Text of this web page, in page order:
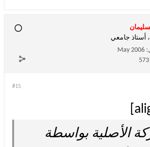
جامعي
May 2006
#15
الأصلية بواسطة